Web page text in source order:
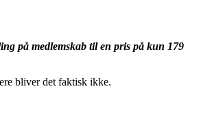
på medlemskab til en pris på kun 179
bliver det faktisk ikke.